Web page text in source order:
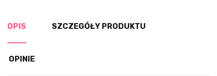
OPIS SZCZEGÓŁY PRODUKTU
OPINIE